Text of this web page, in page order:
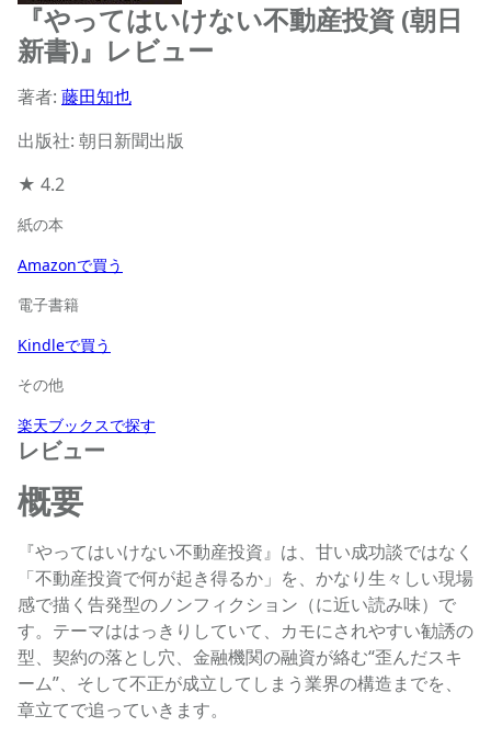
『やってはいけない不動産投資 (朝日
新書)』レビュー
著者: 藤田知也
出版社: 朝日新聞出版
★ 4.2
紙の本
Amazonで買う
電子書籍
Kindleで買う
その他
楽天ブックスで探す
レビュー
概要
『やってはいけない不動産投資』は、甘い成功談ではなく
「不動産投資で何が起き得るか」を、かなり生々しい現場
感で描く告発型のノンフィクション（に近い読み味）で
す。テーマははっきりしていて、カモにされやすい勧誘の
型、契約の落とし穴、金融機関の融資が絡む“歪んだスキ
ーム”、そして不正が成立してしまう業界の構造までを、
章立てで追っていきます。